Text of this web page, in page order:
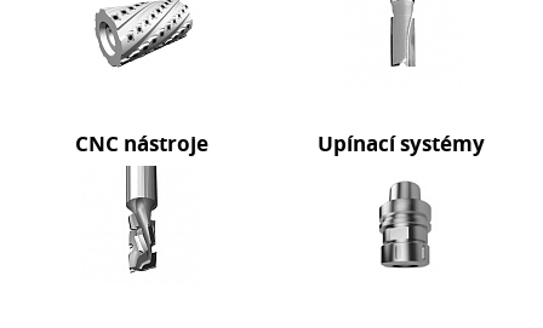
CNC nástroje Upínací systémy